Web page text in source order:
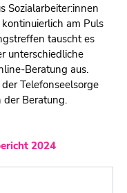
Sozialarbeiter:innen
am Puls
tauscht es
unterschiedliche
Beratung aus.
Telefonseelsorge
der Beratung.
2024